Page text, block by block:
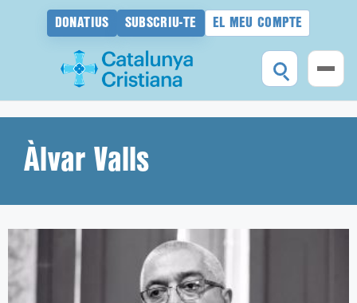
DONATIUS SUBSCRIU-TE EL MEU COMPTE
contingutÀlvar Valls